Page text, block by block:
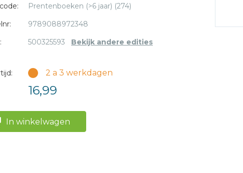
Prentenboeken (>6 jaar) (274)
9789088972348
500325593 Bekijk andere edities
2 a 3 werkdagen
16,99
In winkelwagen